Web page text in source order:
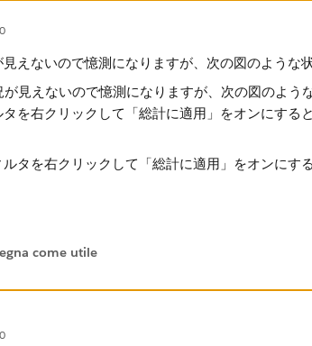
えないので憶測になりますが、次の図のような
タを右クリックして「総計に適用​」をオンにす
come utile